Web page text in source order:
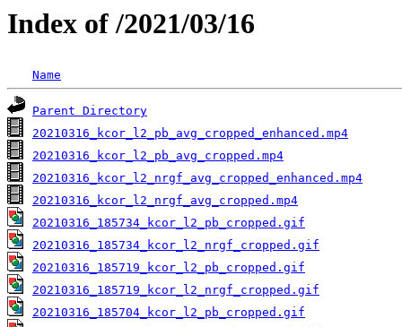
Index of /2021/03/16
Name
Parent Directory
20210316_kcor_l2_pb_avg_cropped_enhanced.mp4
20210316_kcor_l2_pb_avg_cropped.mp4
20210316_kcor_l2_nrgf_avg_cropped_enhanced.mp4
20210316_kcor_l2_nrgf_avg_cropped.mp4
20210316_185734_kcor_l2_pb_cropped.gif
20210316_185734_kcor_l2_nrgf_cropped.gif
20210316_185719_kcor_l2_pb_cropped.gif
20210316_185719_kcor_l2_nrgf_cropped.gif
20210316_185704_kcor_l2_pb_cropped.gif